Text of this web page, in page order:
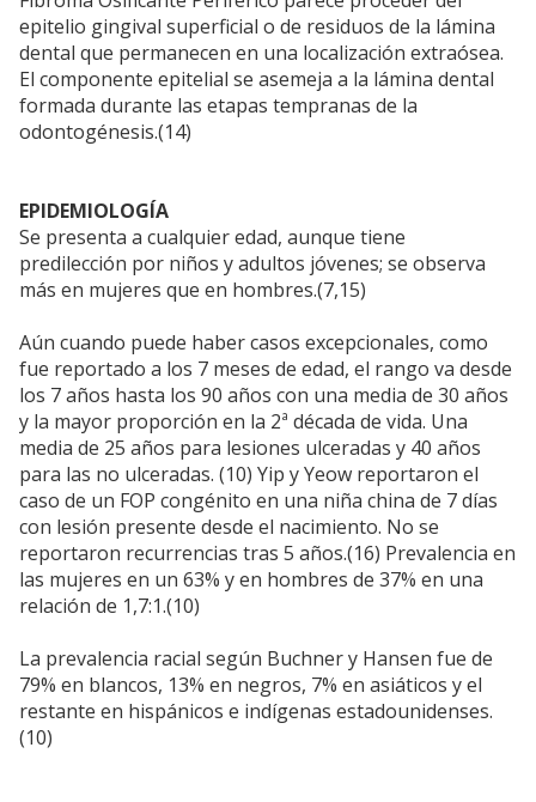
epitelio gingival superficial o de residuos de la lámina
dental que permanecen en una localización extraósea.
El componente epitelial se asemeja a la lámina dental
formada durante las etapas tempranas de la
odontogénesis.(14)
EPIDEMIOLOGÍA
Se presenta a cualquier edad, aunque tiene
predilección por niños y adultos jóvenes; se observa
más en mujeres que en hombres.(7,15)
Aún cuando puede haber casos excepcionales, como
fue reportado a los 7 meses de edad, el rango va desde
los 7 años hasta los 90 años con una media de 30 años
y la mayor proporción en la 2ª década de vida. Una
media de 25 años para lesiones ulceradas y 40 años
para las no ulceradas. (10) Yip y Yeow reportaron el
caso de un FOP congénito en una niña china de 7 días
con lesión presente desde el nacimiento. No se
reportaron recurrencias tras 5 años.(16) Prevalencia en
las mujeres en un 63% y en hombres de 37% en una
relación de 1,7:1.(10)
La prevalencia racial según Buchner y Hansen fue de
79% en blancos, 13% en negros, 7% en asiáticos y el
restante en hispánicos e indígenas estadounidenses.
(10)